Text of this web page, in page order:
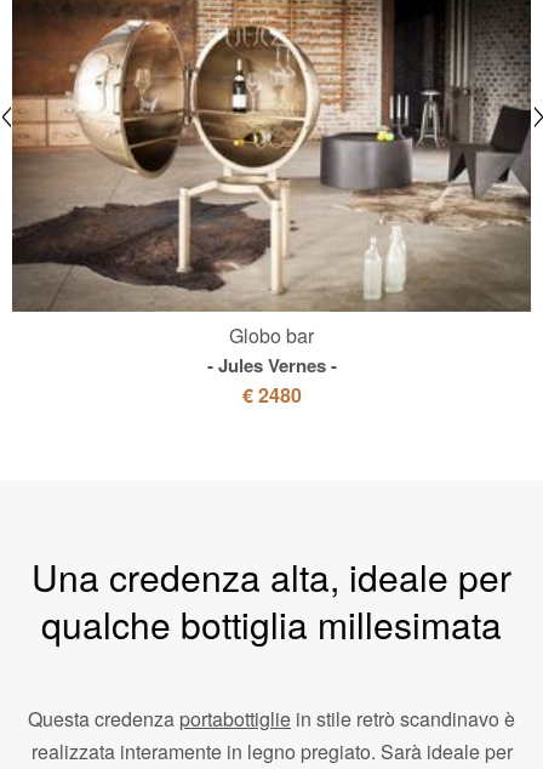
Globo bar
Jules Vernes
€ 2480
Una credenza alta, ideale per
qualche bottiglia millesimata
Questa credenza portabottiglie in stile retrò scandinavo è
realizzata interamente in legno pregiato. Sarà ideale per